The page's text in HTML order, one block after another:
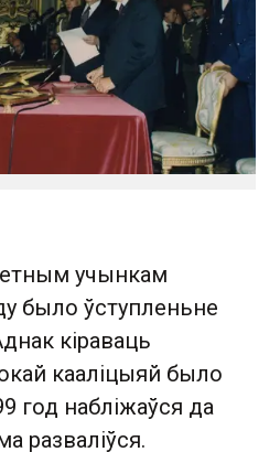
учынкам
было ўступленьне
кіраваць
кааліцыяй было
год набліжаўся да
разваліўся.